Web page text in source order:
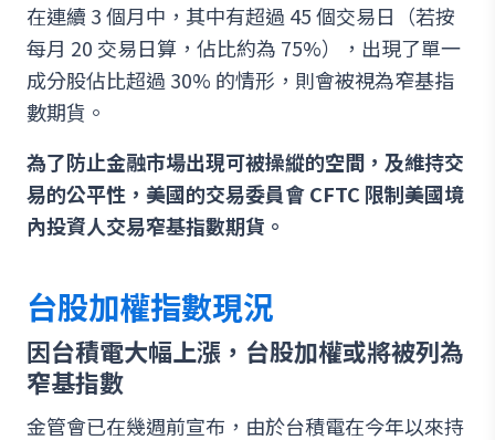
在連續 3 個月中，其中有超過 45 個交易日（若按
每月 20 交易日算，佔比約為 75%），出現了單一
成分股佔比超過 30% 的情形，則會被視為窄基指
數期貨。
為了防止金融市場出現可被操縱的空間，及維持交
易的公平性，美國的交易委員會 CFTC 限制美國境
內投資人交易窄基指數期貨。
台股加權指數現況
因台積電大幅上漲，台股加權或將被列為
窄基指數
金管會已在幾週前宣布，由於台積電在今年以來持